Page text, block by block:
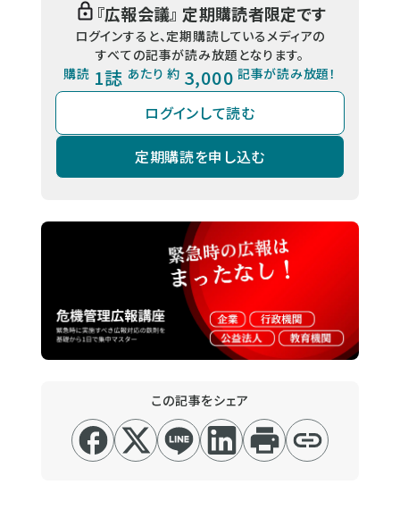
『広報会議』 定期購読者限定です
ログインすると、定期購読しているメディアの
すべての記事が読み放題となります。
購読 1誌 あたり 約 3,000 記事が読み放題！
ログインして読む
定期購読を申し込む
この記事をシェア